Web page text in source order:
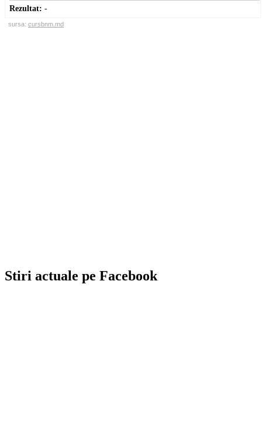
Rezultat: -
sursa: cursbnm.md
Stiri actuale pe Facebook